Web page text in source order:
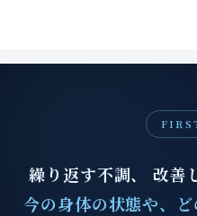
繰り返す不調、 改善
今の身体の状態や、ど